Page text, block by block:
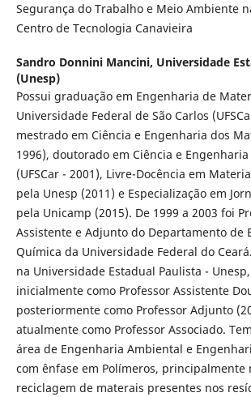
Segurança do Trabalho e Meio Ambiente
Centro de Tecnologia Canavieira
Sandro Donnini Mancini, Universidade
(Unesp)
Possui graduação em Engenharia de
Universidade Federal de São Carlos
mestrado em Ciência e Engenharia dos
1996), doutorado em Ciência e
(UFSCar - 2001), Livre-Docência em
pela Unesp (2011) e Especialização em
pela Unicamp (2015). De 1999 a 2003 foi
Assistente e Adjunto do Departamento de
Química da Universidade Federal do
na Universidade Estadual Paulista -
inicialmente como Professor Assistente
posteriormente como Professor Adjunto
atualmente como Professor Associado.
área de Engenharia Ambiental e
com ênfase em Polímeros, principalmente
reciclagem de materais presentes nos